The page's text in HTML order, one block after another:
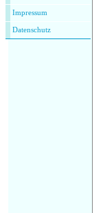
Impressum
Datenschutz